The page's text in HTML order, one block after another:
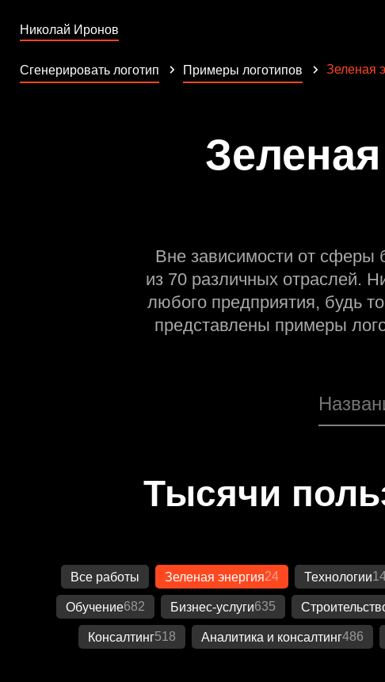
Николай Иронов
Сгенерировать логотип Примеры логотипов Зеленая
Вне зависимости от сферы
из 70 различных отраслей.
любого предприятия, будь
представлены примеры
Тысячи
Все работы Зеленая энергия24 Технологии
Обучение682 Бизнес-услуги635
Консалтинг518 Аналитика и консалтинг486